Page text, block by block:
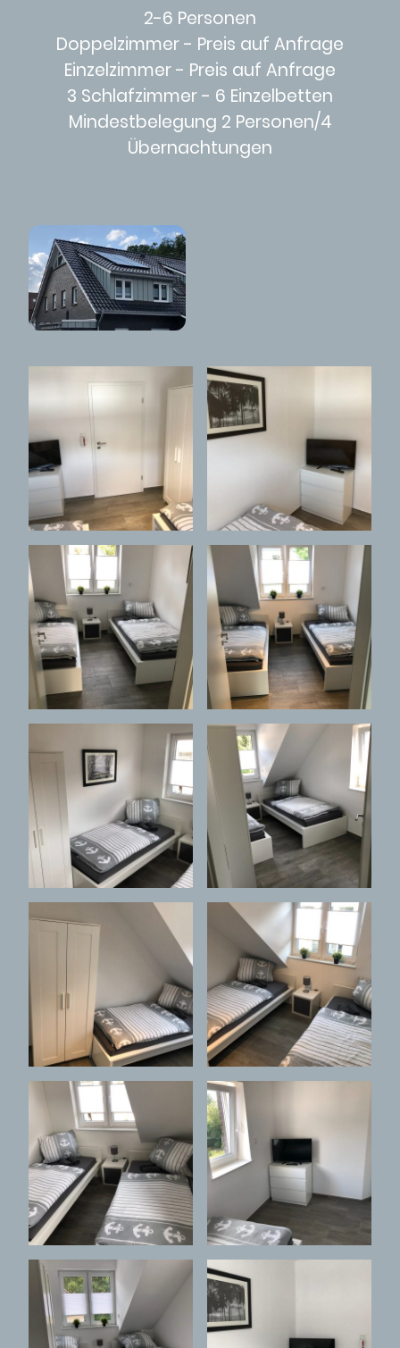
2-6 Personen
Doppelzimmer - Preis auf Anfrage
Einzelzimmer - Preis auf Anfrage
3 Schlafzimmer - 6 Einzelbetten
Mindestbelegung 2 Personen/4
Übernachtungen